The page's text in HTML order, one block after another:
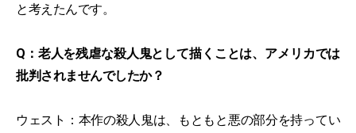
と考えたんです。
Q：老人を残虐な殺人鬼として描くことは、アメリカでは
批判されませんでしたか？
ウェスト：本作の殺人鬼は、もともと悪の部分を持ってい